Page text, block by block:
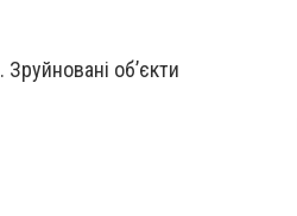
обʼєкти